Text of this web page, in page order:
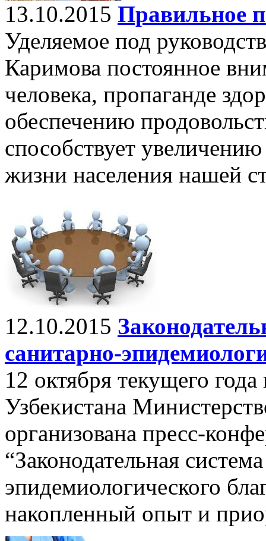
13.10.2015 Правильное
Уделяемое под
Каримова постоянное
человека, пропаганде
обеспечению
способствует
жизни населения нашей
12.10.2015
санитарно-
12 октября текущего
Узбекистана
организована пресс-
“Законодательная
эпидемиологического
накопленный опыт и